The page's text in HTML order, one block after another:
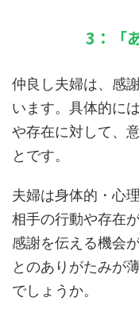
3：「
仲良し夫婦は、感
います。具体的に
や存在に対して、
とです。
夫婦は身体的・心
相手の行動や存在
感謝を伝える機会
とのありがたみが
でしょうか。